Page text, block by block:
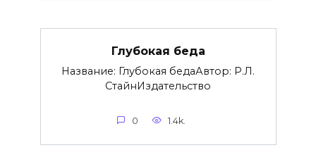
Глубокая беда
Название: Глубокая бедаАвтор: Р.Л.
СтайнИздательство
0 1.4k.